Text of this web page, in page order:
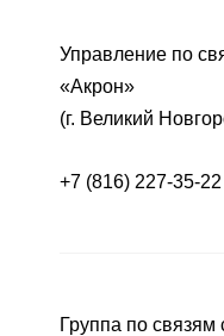
Управление по
«Акрон»
(г. Великий
+7 (816) 227-35-22
Группа по